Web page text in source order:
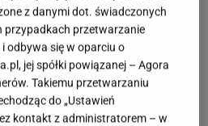
z danymi dot. świadczonych
przypadkach przetwarzanie
odbywa się w oparciu o
jej spółki powiązanej – Agora
Takiemu przetwarzaniu
do „Ustawień
kontakt z administratorem – w